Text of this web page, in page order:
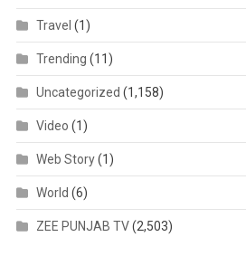
Travel (1)
Trending (11)
Uncategorized (1,158)
Video (1)
Web Story(1)
World (6)
ZEE PUNJAB TV(2,503)